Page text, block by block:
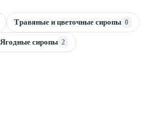
Травяные и цветочные сиропы 0
Ягодные сиропы 2